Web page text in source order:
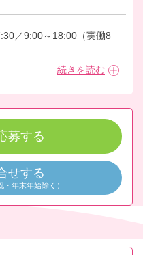
／9:00～18:00（実働8
／12:30～13:30（60
なし 土日含むシフト制
続きを読む
募する
せする
・年末年始除く）